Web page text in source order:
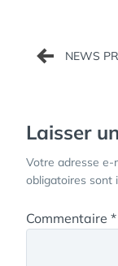
de
Laisser
Votre adresse e-
obligatoires sont
Commentaire *